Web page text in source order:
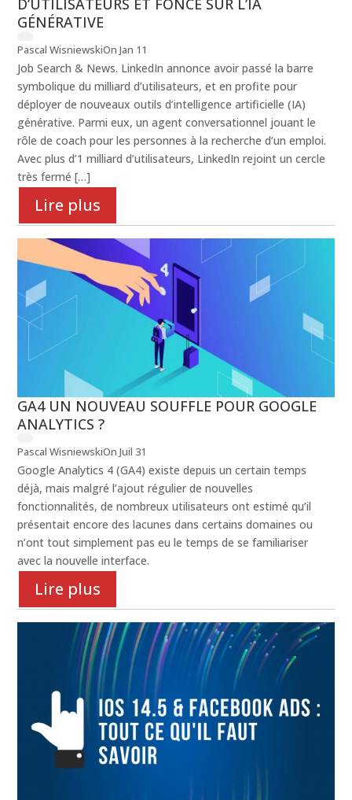
D’UTILISATEURS ET FONCE SUR L’IA
GÉNÉRATIVE
Pascal WisniewskiOn Jan 11
Job Search & News. LinkedIn annonce avoir passé la barre
symbolique du milliard d’utilisateurs, et en profite pour
déployer de nouveaux outils d’intelligence artificielle (IA)
générative. Parmi eux, un agent conversationnel jouant le
rôle de coach pour les personnes à la recherche d’un emploi.
Avec plus d’1 milliard d’utilisateurs, LinkedIn rejoint un cercle
très fermé […]
Lire plus
GA4 UN NOUVEAU SOUFFLE POUR GOOGLE
ANALYTICS ?
Pascal WisniewskiOn Juil 31
Google Analytics 4 (GA4) existe depuis un certain temps
déjà, mais malgré l’ajout régulier de nouvelles
fonctionnalités, de nombreux utilisateurs ont estimé qu’il
présentait encore des lacunes dans certains domaines ou
n’ont tout simplement pas eu le temps de se familiariser
avec la nouvelle interface.
Lire plus